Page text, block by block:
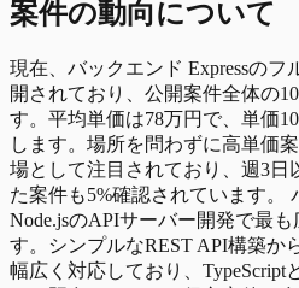
案件の動向について
現在、バックエンド Expressのフ
開されており、公開案件全体の
す。平均単価は78万円で、単価
します。場所を問わずに高単価
場として注目されており、週3日
た案件も5%確認されています。
Node.jsのAPIサーバー開発で最
す。シンプルなREST API構築か
幅広く対応しており、TypeScript